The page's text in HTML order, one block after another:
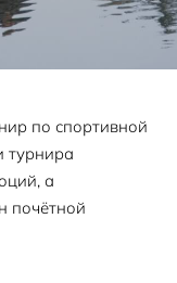
по спортивной
турнира
а
почётной